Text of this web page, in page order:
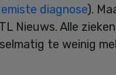
diagnose).
Nieuws. Alle
te weinig